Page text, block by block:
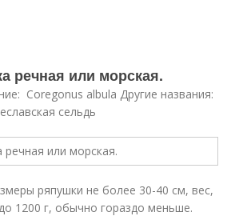
речная или морская.
Coregonus albula Другие названия:
сельдь
ряпушки не более 30-40 см, вес,
1200 г, обычно гораздо меньше.